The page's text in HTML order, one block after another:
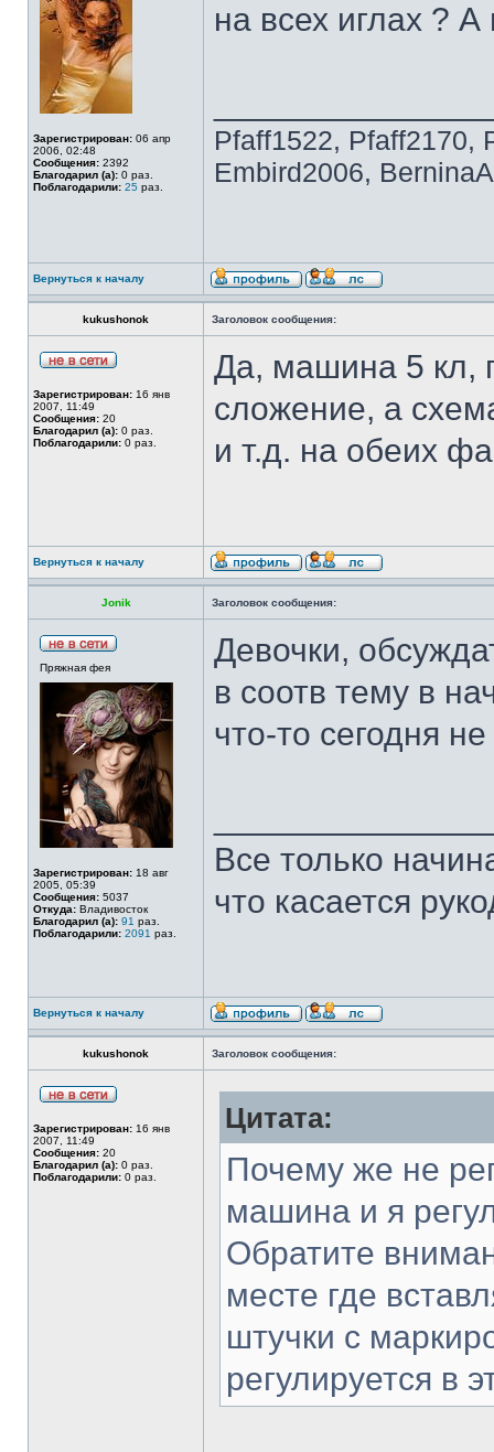
Зарегистрирован: 06 апр
2006, 02:48
Сообщения: 2392
Благодарил (а): 0 раз.
Поблагодарили: 25 раз.
на всех иглах ? А
Pfaff1522, Pfaff2170,
Embird2006,
Вернуться к началу
kukushonok Заголовок сообщения:
Зарегистрирован: 16 янв
2007, 11:49
Сообщения: 20
Благодарил (а): 0 раз.
Поблагодарили: 0 раз.
Да, машина 5 кл,
сложение, а
и т.д. на обеих
Вернуться к началу
Jonik Заголовок сообщения:
Пряжная фея
Зарегистрирован: 18 авг
2005, 05:39
Сообщения: 5037
Откуда: Владивосток
Благодарил (а): 91 раз.
Поблагодарили: 2091 раз.
Девочки,
в соотв тему в
что-то сегодня
Все только
что касается
Вернуться к началу
kukushonok Заголовок сообщения:
Зарегистрирован: 16 янв
2007, 11:49
Сообщения: 20
Благодарил (а): 0 раз.
Поблагодарили: 0 раз.
Цитата:
Почему же не
машина и я
Обратите
месте где
штучки с
регулируется в